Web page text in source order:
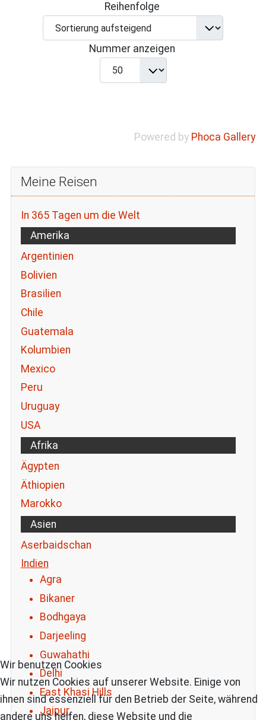
Reihenfolge
Nummer anzeigen
Powered by Phoca Gallery
Meine Reisen
In 365 Tagen um die Welt
Amerika
Argentinien
Bolivien
Brasilien
Chile
Guatemala
Kolumbien
Mexico
Peru
Uruguay
USA
Afrika
Ägypten
Äthiopien
Marokko
Asien
Aserbaidschan
Indien
Agra
Bikaner
Bodhgaya
Darjeeling
Guwahathi
Delhi
East Khasi Hills
Jaipur
Wir benutzen Cookies
Wir nutzen Cookies auf unserer Website. Einige von
ihnen sind essenziell für den Betrieb der Seite, während
andere uns helfen, diese Website und die